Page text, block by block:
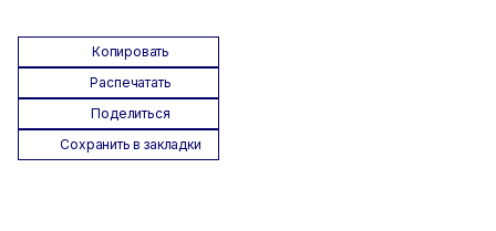
Копировать
Распечатать
Поделиться
Сохранить в закладки